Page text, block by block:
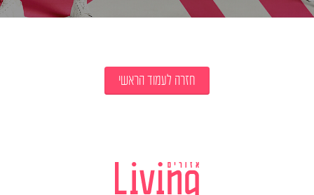
חזרה לעמוד הראשי